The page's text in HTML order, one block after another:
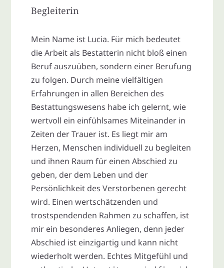
Begleiterin
Mein Name ist Lucia. Für mich bedeutet
die Arbeit als Bestatterin nicht bloß einen
Beruf auszuüben, sondern einer Berufung
zu folgen. Durch meine vielfältigen
Erfahrungen in allen Bereichen des
Bestattungswesens habe ich gelernt, wie
wertvoll ein einfühlsames Miteinander in
Zeiten der Trauer ist. Es liegt mir am
Herzen, Menschen individuell zu begleiten
und ihnen Raum für einen Abschied zu
geben, der dem Leben und der
Persönlichkeit des Verstorbenen gerecht
wird. Einen wertschätzenden und
trostspendenden Rahmen zu schaffen, ist
mir ein besonderes Anliegen, denn jeder
Abschied ist einzigartig und kann nicht
wiederholt werden. Echtes Mitgefühl und